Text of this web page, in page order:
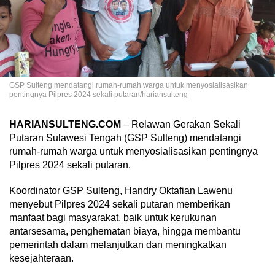
GSP Sulteng mendatangi rumah-rumah warga untuk menyosialisasikan
pentingnya Pilpres 2024 sekali putaran/hariansulteng
HARIANSULTENG.COM – Relawan Gerakan Sekali
Putaran Sulawesi Tengah (GSP Sulteng) mendatangi
rumah-rumah warga untuk menyosialisasikan pentingnya
Pilpres 2024 sekali putaran.
Koordinator GSP Sulteng, Handry Oktafian Lawenu
menyebut Pilpres 2024 sekali putaran memberikan
manfaat bagi masyarakat, baik untuk kerukunan
antarsesama, penghematan biaya, hingga membantu
pemerintah dalam melanjutkan dan meningkatkan
kesejahteraan.